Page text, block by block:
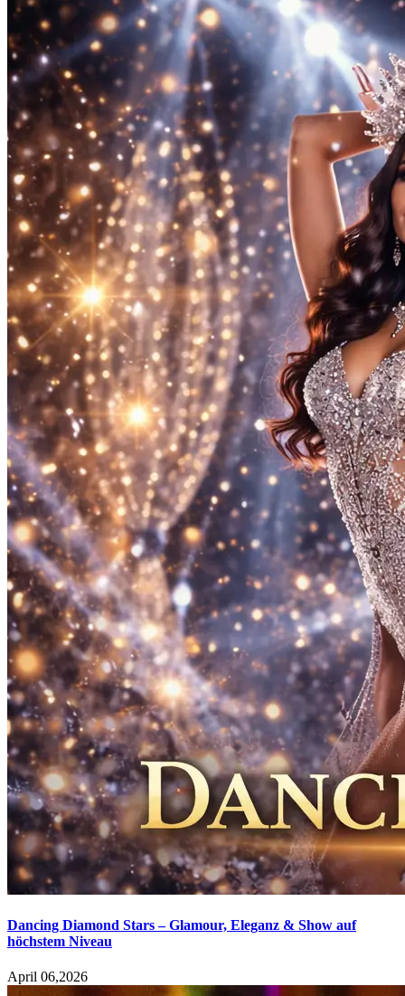
Dancing Diamond Stars – Glamour, Eleganz & Show auf
höchstem Niveau
April 06,2026